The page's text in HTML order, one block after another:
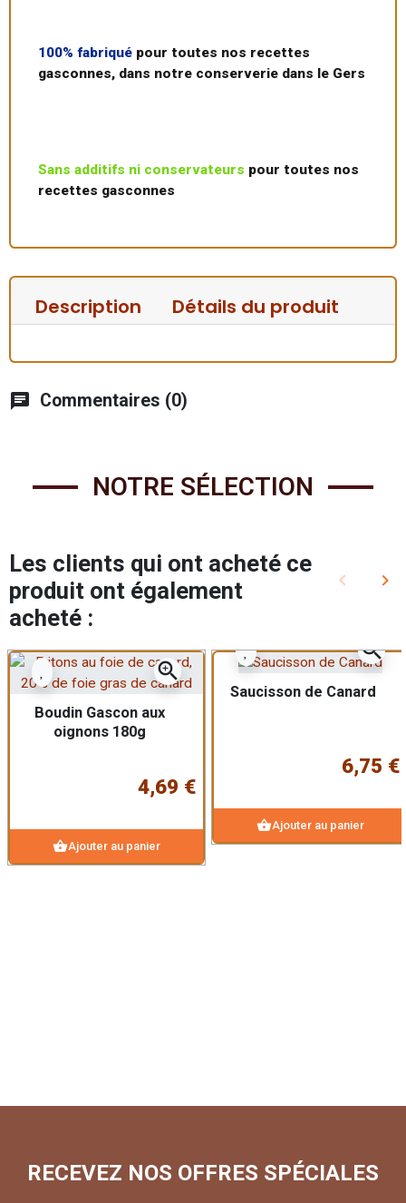
100% fabriqué pour toutes nos recettes
gasconnes, dans notre conserverie dans le Gers
Sans additifs ni conservateurs pour toutes nos
recettes gasconnes
Description Détails du produit
chat Commentaires (0)
NOTRE SÉLECTION
Les clients qui ont acheté ce
produit ont également
acheté :
Précédent
keyboard_arrow_left keyboard_arrow_right
zoom_in
Boudin Gascon aux
oignons 180g
4,69 €
shopping_basketAjouter au panier
zoom_in
Saucisson de Canard
6,75 €
shopping_basketAjouter au panier
RECEVEZ NOS OFFRES SPÉCIALES